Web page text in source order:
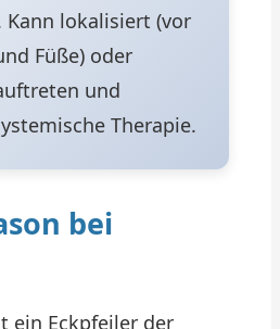
Kann lokalisiert (vor
Füße) oder
und
Therapie.
bei
ein Eckpfeiler der